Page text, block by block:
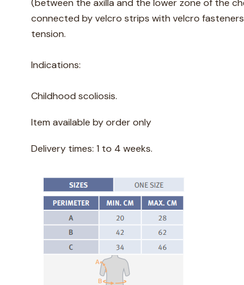
(between the axilla and the lower zone of the
connected by velcro strips with velcro
tension.
Indications:
Childhood scoliosis.
Item available by order only
Delivery times: 1 to 4 weeks.